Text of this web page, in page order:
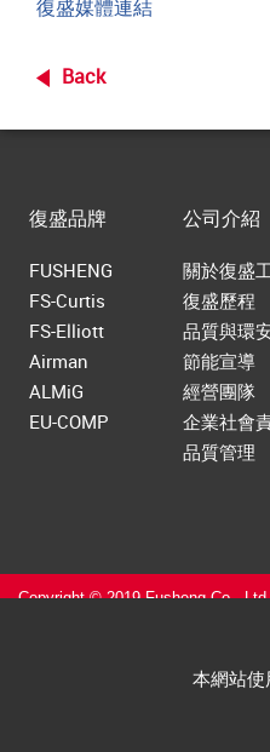
復盛媒體連結
Back
復盛品牌
FUSHENG
FS-Curtis
FS-Elliott
Airman
ALMiG
EU-COMP
公司介紹
關於復盛
復盛歷程
品質與環
節能宣導
經營團隊
企業社會
品質管理
Copyright © 2019 Fusheng Co.,
本網站